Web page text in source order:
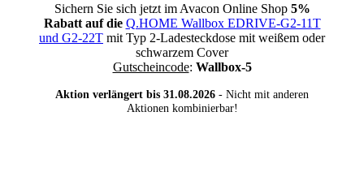
Sichern Sie sich jetzt im Avacon Online Shop 5%
Rabatt auf die Q.HOME Wallbox EDRIVE-G2-11T
und G2-22T mit Typ 2-Ladesteckdose mit weißem oder
schwarzem Cover
Gutscheincode: Wallbox-5
Aktion verlängert bis 31.08.2026 - Nicht mit anderen
Aktionen kombinierbar!